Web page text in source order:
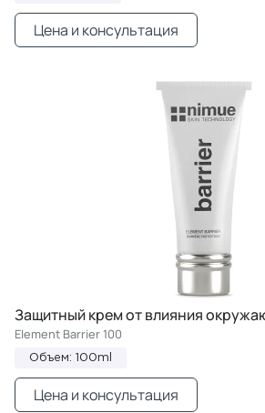
Цена и консультация
Защитный крем от влияния
Element Barrier 100
Объем: 100ml
Цена и консультация